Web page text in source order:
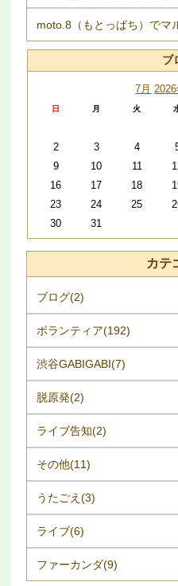
moto.8（もとっぱち）でマ
ブ
7月
日 月 火
2
3 4
9
10 11
16
17 18
23
24 25
30
31
カテ
ブログ(2)
ボランティア(192)
渋谷GABIGABI(7)
脱原発(2)
ライブ告知(2)
その他(11)
うたごえ(3)
ライブ(6)
ファーカンダ(9)